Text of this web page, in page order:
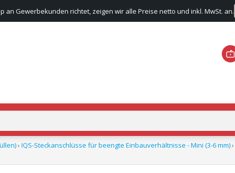
an Gewerbekunden richtet, zeigen wir alle Preise netto und inkl. MwSt. an.
› IQS-Steckanschlüsse für beengte Einbauverhältnisse - Mini (3-6 mm)›